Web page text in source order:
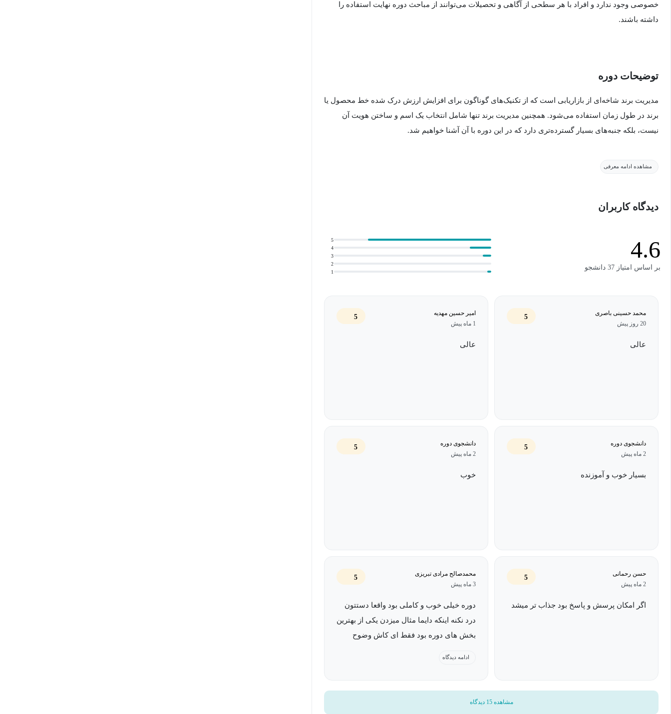
خصوصی وجود ندارد و افراد با هر سطحی از آگاهی و تحصیلات می‌توانند از مباحث دوره نهایت استفاده را
داشته باشند.
توضیحات دوره
مدیریت برند شاخه‌ای از بازاریابی است که از تکنیک‌های گوناگون برای افزایش ارزش درک شده خط محصول یا
برند در طول زمان استفاده می‌شود. همچنین مدیریت برند تنها شامل انتخاب یک اسم و ساختن هویت آن
نیست، بلکه جنبه‌های بسیار گسترده‌تری دارد که در این دوره با آن آشنا خواهیم شد.
مشاهده ادامه معرفی
دیدگاه کاربران
4.6
بر اساس امتیاز 37 دانشجو
1
2
3
4
5
محمد حسینی باصری
20 روز پیش
5
عالی
امیر حسین مهدیه
1 ماه پیش
5
عالی
دانشجوی دوره
2 ماه پیش
5
بسیار خوب و آموزنده
دانشجوی دوره
2 ماه پیش
5
خوب
حسن رحمانی
2 ماه پیش
5
اگر امکان پرسش و پاسخ بود جذاب تر میشد
محمدصالح مرادی تبریزی
3 ماه پیش
5
دوره خیلی خوب و کاملی بود واقعا دستتون
درد نکنه اینکه دایما مثال میزدن یکی از بهترین
بخش های دوره بود فقط ای کاش وضوح
ادامه دیدگاه
مشاهده 15 دیدگاه